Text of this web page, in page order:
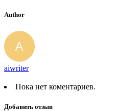
Author
aiwriter
Пока нет коментариев.
Добавить отзыв